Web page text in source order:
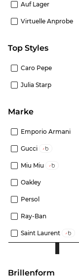
Auf Lager
Virtuelle Anprobe
Top Styles
Caro Pepe
Julia Starp
Marke
Emporio Armani
Gucci
Miu Miu
Oakley
Persol
Ray-Ban
Saint Laurent
Brillenform